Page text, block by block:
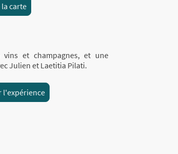
carte
et champagnes, et une
Julien et Laetitia Pilati.
l'expérience